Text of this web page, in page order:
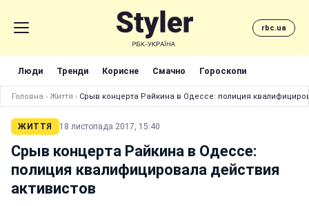
rbc.ua
Люди Тренди Корисне Смачно Гороскопи
Головна › Життя › Срыв концерта Райкина в Одессе: полиция
ЖИТТЯ 18 листопада 2017, 15:40
Срыв концерта Райкина в Одессе:
полиция квалифицировала действия
активистов